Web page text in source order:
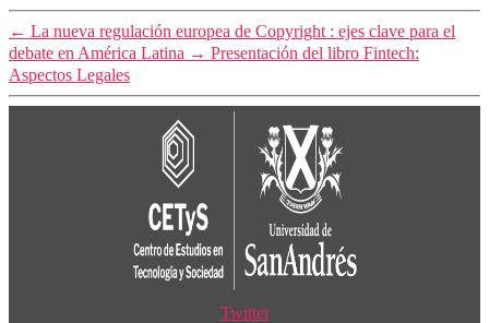
← La nueva regulación europea de Copyright : ejes clave para el
debate en América Latina → Presentación del libro Fintech:
Aspectos Legales
Twitter